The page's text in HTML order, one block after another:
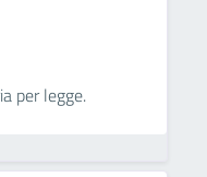
per legge.